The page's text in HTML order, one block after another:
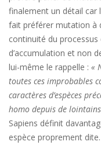
finalement un détail car
fait préférer mutation à
continuité du processus
d’accumulation et non
lui-même le rappelle : «
toutes ces improbables
caractères d’espèces
homo depuis de
Sapiens définit
espèce proprement dite.